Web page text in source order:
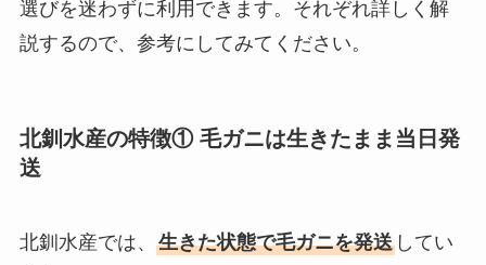
選びを迷わずに利用できます。それぞれ詳しく解
説するので、参考にしてみてください。
北釧水産の特徴① 毛ガニは生きたまま当日発
送
北釧水産では、 生きた状態で毛ガニを発送してい